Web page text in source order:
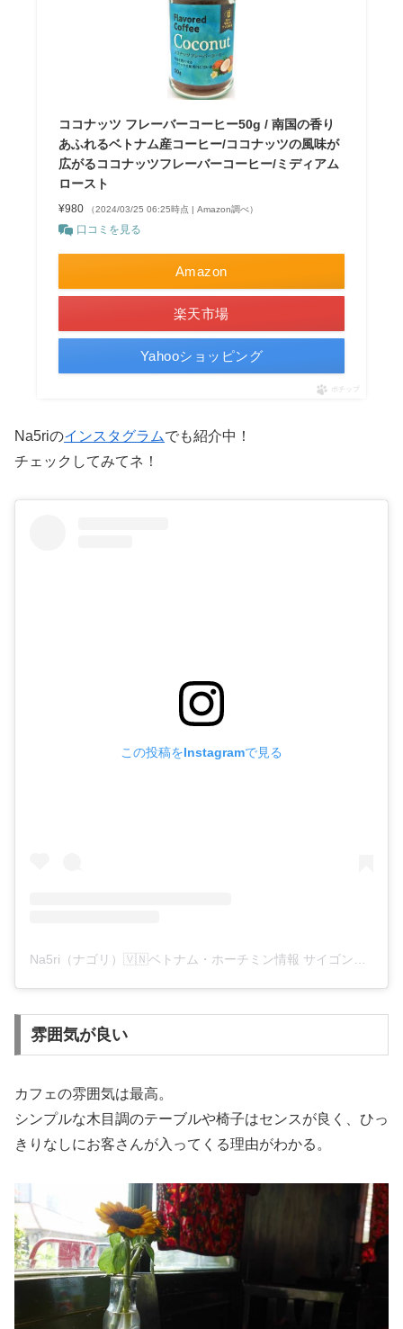
ココナッツ フレーバーコーヒー50g / 南国の香り
あふれるベトナム産コーヒー/ココナッツの風味が
広がるココナッツフレーバーコーヒー/ミディアム
ロースト
¥980 （2024/03/25 06:25時点 | Amazon調べ）
口コミを見る
Amazon
楽天市場
Yahooショッピング
ポチップ
Na5riのインスタグラムでも紹介中！
チェックしてみてネ！
この投稿をInstagramで見る
Na5ri（ナゴリ）🇻🇳ベトナム・ホーチミン情報 サイゴンブログ(@na_5ri_sai5n)がシェアした投稿
雰囲気が良い
カフェの雰囲気は最高。
シンプルな木目調のテーブルや椅子はセンスが良く、ひっ
きりなしにお客さんが入ってくる理由がわかる。